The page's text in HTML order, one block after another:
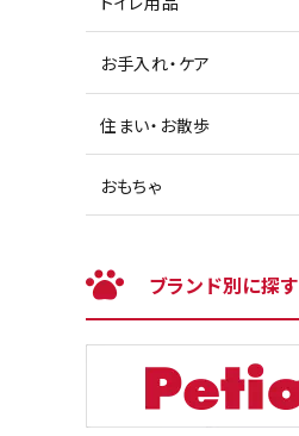
お手入れ・ケア
住まい・お散歩
おもちゃ
ブランド別に探す